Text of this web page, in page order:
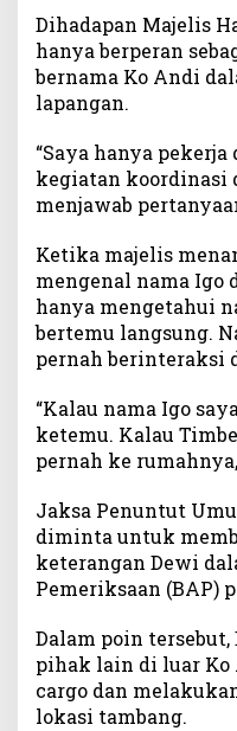
t
i
,
i
i
Dihadapan Majelis
hanya berperan
bernama Ko Andi
lapangan.
“Saya hanya
kegiatan koordinasi
menjawab
Ketika majelis
mengenal nama Igo
hanya mengetahui
bertemu langsung.
pernah berinteraksi
“Kalau nama Igo
ketemu. Kalau
pernah ke
Jaksa Penuntut
diminta untuk
keterangan Dewi
Pemeriksaan (BAP)
Dalam poin
pihak lain di luar
cargo dan
lokasi tambang.